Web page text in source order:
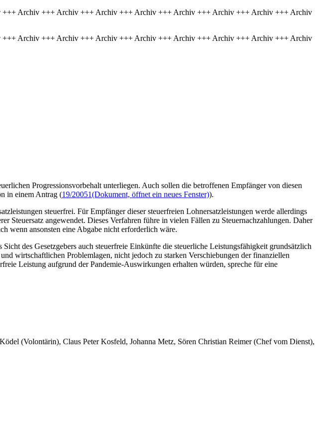
Archiv +++ Archiv +++ Archiv +++ Archiv +++ Archiv +++ Archiv +++ Archiv +++ Archiv
Archiv +++ Archiv +++ Archiv +++ Archiv +++ Archiv +++ Archiv +++ Archiv +++ Archiv
Progressionsvorbehalt unterliegen. Auch sollen die betroffenen Empfänger von diesen
in einem Antrag (19/20051(Dokument, öffnet ein neues Fenster)).
steuerfrei. Für Empfänger dieser steuerfreien Lohnersatzleistungen werde allerdings
Steuersatz angewendet. Dieses Verfahren führe in vielen Fällen zu Steuernachzahlungen. Daher
wenn ansonsten eine Abgabe nicht erforderlich wäre.
des Gesetzgebers auch steuerfreie Einkünfte die steuerliche Leistungsfähigkeit grundsätzlich
wirtschaftlichen Problemlagen, nicht jedoch zu starken Verschiebungen der finanziellen
Leistung aufgrund der Pandemie-Auswirkungen erhalten würden, spreche für eine
(Volontärin), Claus Peter Kosfeld, Johanna Metz, Sören Christian Reimer (Chef vom Dienst),